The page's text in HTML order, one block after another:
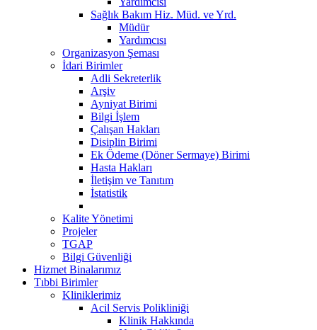
Sağlık Bakım Hiz. Müd. ve Yrd.
Müdür
Yardımcısı
Organizasyon Şeması
İdari Birimler
Adli Sekreterlik
Arşiv
Ayniyat Birimi
Bilgi İşlem
Çalışan Hakları
Disiplin Birimi
Ek Ödeme (Döner Sermaye) Birimi
Hasta Hakları
İletişim ve Tanıtım
İstatistik
Kalite Yönetimi
Projeler
TGAP
Bilgi Güvenliği
Hizmet Binalarımız
Tıbbi Birimler
Kliniklerimiz
Acil Servis Polikliniği
Klinik Hakkında